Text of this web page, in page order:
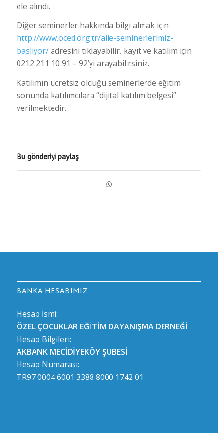
ele alındı.
Diğer seminerler hakkında bilgi almak için
http://www.oced.org.tr/aile-seminerlerimiz-
basliyor/adresini tıklayabilir, kayıt ve katılım için
0212 211 10 91 – 92’yi arayabilirsiniz.
Katılımın ücretsiz olduğu seminerlerde eğitim
sonunda katılımcılara “dijital katılım belgesi”
verilmektedir.
Bu gönderiyi paylaş
BANKA HESABIMIZ
Hesap İsmi:
ÖZEL ÇOCUKLAR EĞİTİM DAYANIŞMA DERNEĞİ
Hesap Bilgileri:
AKBANK MECİDİYEKÖY ŞUBESİ
Hesap Numarası:
TR97 0004 6001 3388 8000 1742 01